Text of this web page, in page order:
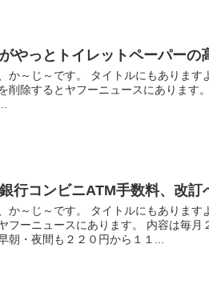
やっとトイレットペーパーの
か～じ～です。 タイトルにもありま
削除するとヤフーニュースにあります
行コンビニATM手数料、改訂
か～じ～です。 タイトルにもありま
フーニュースにあります。 内容は毎
朝・夜間も２２０円から１１...